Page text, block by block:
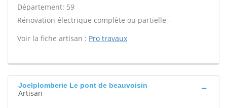
Département: 59
Rénovation électrique complète ou partielle -
Voir la fiche artisan : Pro travaux
Joelplomberie Le pont de beauvoisin
Artisan